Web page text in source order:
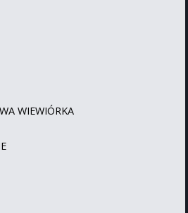
WIEWIÓRKA